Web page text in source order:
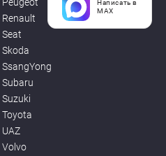
Renault
Seat
Skoda
SsangYong
Subaru
Suzuki
Toyota
UAZ
Volvo
Написать в
MAX